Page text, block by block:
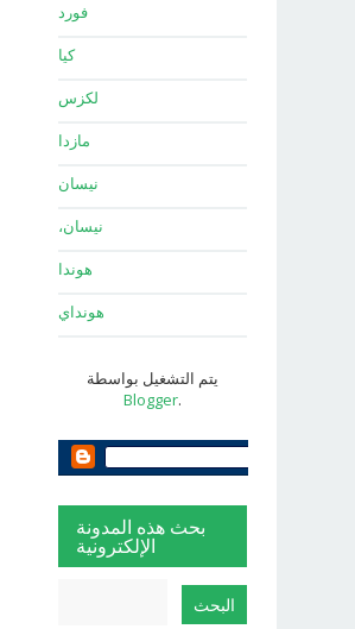
فورد
كيا
لكزس
مازدا
نيسان
نيسان،
هوندا
هونداي
يتم التشغيل بواسطة
Blogger.
بحث هذه المدونة
الإلكترونية